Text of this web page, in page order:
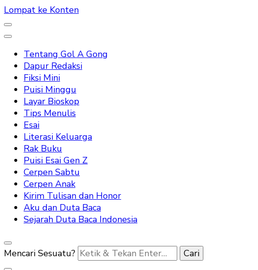
Lompat ke Konten
Tentang Gol A Gong
Dapur Redaksi
Fiksi Mini
Puisi Minggu
Layar Bioskop
Tips Menulis
Esai
Literasi Keluarga
Rak Buku
Puisi Esai Gen Z
Cerpen Sabtu
Cerpen Anak
Kirim Tulisan dan Honor
Aku dan Duta Baca
Sejarah Duta Baca Indonesia
Mencari Sesuatu?